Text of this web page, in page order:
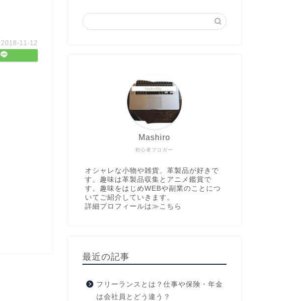
2018-11-12
初心者ブロガー
Mashiro
オシャレな小物や雑貨、革製品が好きで
す。趣味は革製品収集とアニメ鑑賞で
す。趣味をはじめWEBや副業のことにつ
いてご紹介していきます。
詳細プロフィールは≫こちら
最近の記事
フリーランスとは？仕事や保険・年金
は会社員とどう違う？